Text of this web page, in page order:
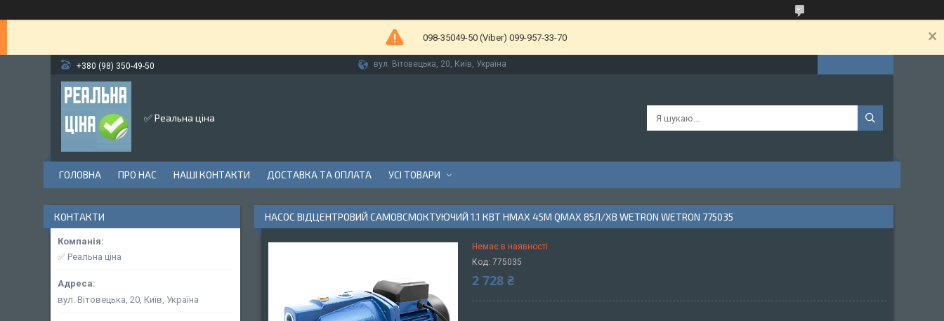
098-35049-50 (Viber) 099-957-33-70
+380 (98) 350-49-50 вул. Вітовецька, 20, Київ, Україна
✅ Реальна ціна
ГОЛОВНА ПРО НАС НАШІ КОНТАКТИ ДОСТАВКА ТА ОПЛАТА УСІ ТОВАРИ
НАСОС ВІДЦЕНТРОВИЙ САМОВСМОКТУЮЧИЙ 1.1 КВТ HMAX 45М QMAX 85Л/ХВ WETRON WETRON 775035
Немає в наявності
Код: 775035
2 728 ₴
КОНТАКТИ
✅ Реальна ціна
вул. Вітовецька, 20, Київ, Україна